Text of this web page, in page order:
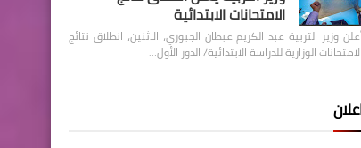
الامتحانات الابتدائية
أعلن وزير التربية عبد الكريم عبطان الجبوري، الاثنين، انطلاق نتائج
الامتحانات الوزارية للدراسة الابتدائية/ الدور الأول…